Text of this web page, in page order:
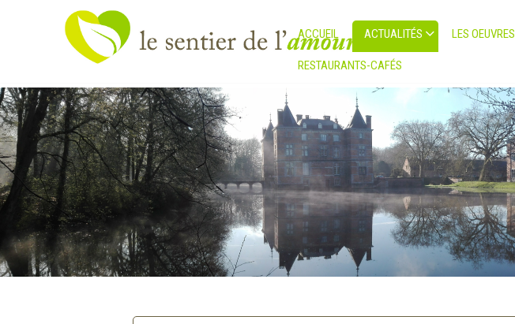
ACCUEIL ACTUALITÉS LES OEUVRES
RESTAURANTS-CAFÉS